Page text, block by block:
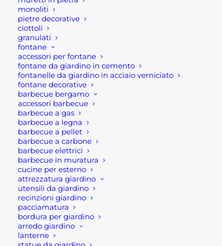
monoliti
pietre decorative
ciottoli
granulati
fontane
accessori per fontane
fontane da giardino in cemento
fontanelle da giardino in acciaio verniciato
fontane decorative
barbecue bergamo
accessori barbecue
barbecue a gas
barbecue a legna
barbecue a pellet
barbecue a carbone
barbecue elettrici
barbecue in muratura
cucine per esterno
attrezzatura giardino
utensili da giardino
recinzioni giardino
pacciamatura
bordura per giardino
arredo giardino
lanterne
PORTA FILO MURO
PER INTERNI
REVERSIBILE